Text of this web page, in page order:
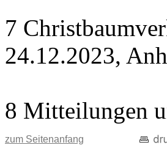
7
24.12.2023,
8 Mitteilungen
zum Seitenanfang